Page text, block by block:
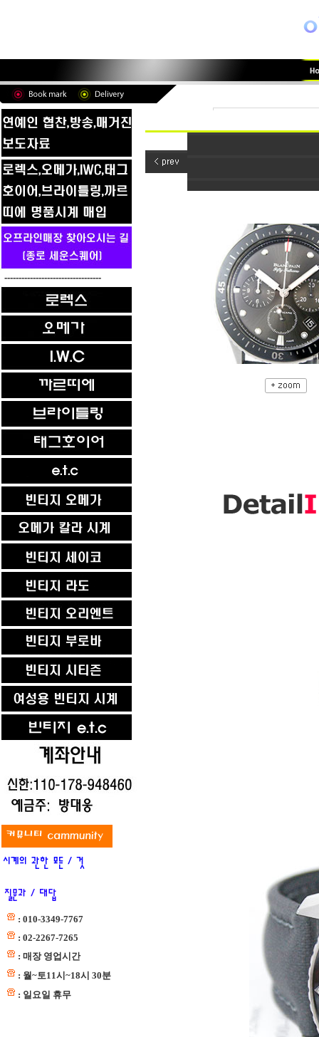
----------------------------------
: 010-3349-7767
: 02-2267-7265
: 매장 영업시간
: 월~토11시~18시 30분
: 일요일 휴무